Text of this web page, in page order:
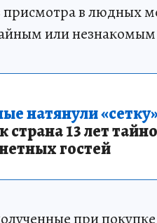
присмотра в людных
или
натянули
13 лет
гостей
при